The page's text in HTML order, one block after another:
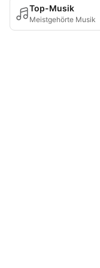
Top-Musik
Meistgehörte Musik